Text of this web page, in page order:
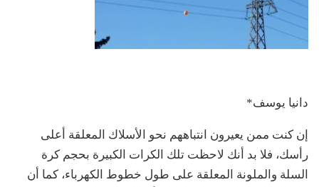
دانيا يوسف*
إن كنت ممن يعيرون انتباههم نحو الأسلاك المعلقة أعلى
رأسك، فلا بد أنك لاحظت تلك الكرات الكبيرة بحجم كرة
السلة والملونة المعلقة على طول خطوط الكهرباء، كما أن